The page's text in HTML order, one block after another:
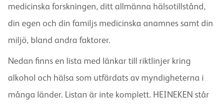
medicinska forskningen, ditt allmänna hälsotillstånd,
din egen och din familjs medicinska anamnes samt din
miljö, bland andra faktorer.
Nedan finns en lista med länkar till riktlinjer kring
alkohol och hälsa som utfärdats av myndigheterna i
många länder. Listan är inte komplett. HEINEKEN står